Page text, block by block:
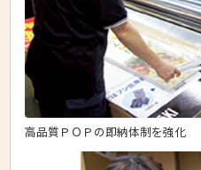
高品質ＰＯＰの即納体制を強化